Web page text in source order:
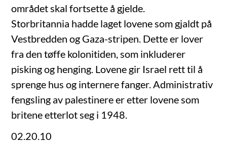
området skal fortsette å gjelde.
Storbritannia hadde laget lovene som gjaldt på
Vestbredden og Gaza-stripen. Dette er lover
fra den tøffe kolonitiden, som inkluderer
pisking og henging. Lovene gir Israel rett til å
sprenge hus og internere fanger. Administrativ
fengsling av palestinere er etter lovene som
britene etterlot seg i 1948.
02.20.10